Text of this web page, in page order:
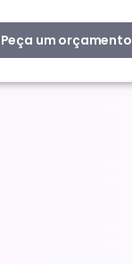
Peça um orçamento